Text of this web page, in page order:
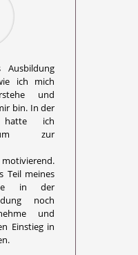
ich mich
und
bin. In der
hatte ich
zur
Teil meines
in der
noch
und
Einstieg in